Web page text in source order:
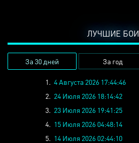
ЛУЧШИЕ БОИ
За 30 дней За год
1. 4 Августа 2026 17:44:46
2. 24 Июля 2026 18:14:42
3. 23 Июля 2026 19:41:25
4. 15 Июля 2026 04:48:14
5. 14 Июля 2026 02:44:10